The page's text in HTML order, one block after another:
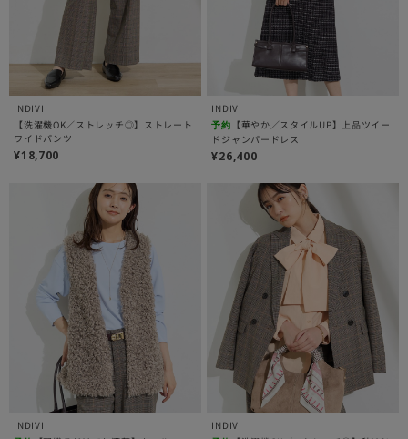
INDIVI
【洗濯機OK／ストレッチ◎】ストレート
ワイドパンツ
¥18,700
INDIVI
予約 【華やか／スタイルUP】上品ツイー
ドジャンパードレス
¥26,400
INDIVI INDIVI